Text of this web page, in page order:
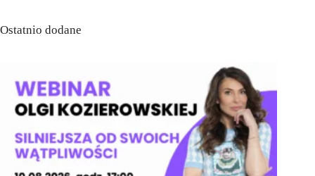
Ostatnio dodane